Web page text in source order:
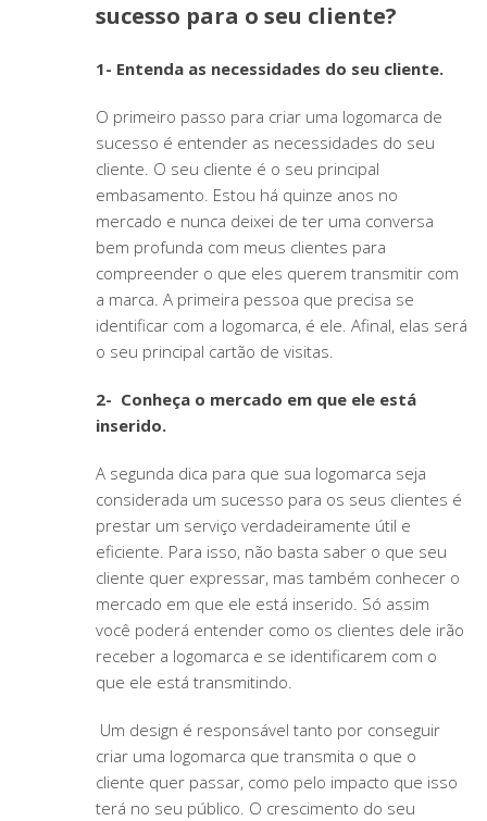
sucesso para o seu cliente?
1- Entenda as necessidades do seu cliente.
O primeiro passo para criar uma logomarca de
sucesso é entender as necessidades do seu
cliente. O seu cliente é o seu principal
embasamento. Estou há quinze anos no
mercado e nunca deixei de ter uma conversa
bem profunda com meus clientes para
compreender o que eles querem transmitir com
a marca. A primeira pessoa que precisa se
identificar com a logomarca, é ele. Afinal, elas será
o seu principal cartão de visitas.
2- Conheça o mercado em que ele está
inserido.
A segunda dica para que sua logomarca seja
considerada um sucesso para os seus clientes é
prestar um serviço verdadeiramente útil e
eficiente. Para isso, não basta saber o que seu
cliente quer expressar, mas também conhecer o
mercado em que ele está inserido. Só assim
você poderá entender como os clientes dele irão
receber a logomarca e se identificarem com o
que ele está transmitindo.
Um design é responsável tanto por conseguir
criar uma logomarca que transmita o que o
cliente quer passar, como pelo impacto que isso
terá no seu público. O crescimento do seu